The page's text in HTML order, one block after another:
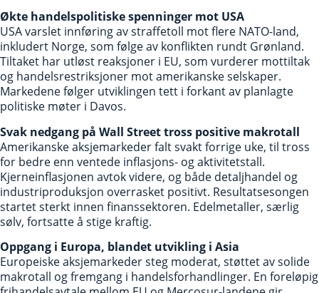
Økte handelspolitiske spenninger mot USA
USA varslet innføring av straffetoll mot flere NATO-land,
inkludert Norge, som følge av konflikten rundt Grønland.
Tiltaket har utløst reaksjoner i EU, som vurderer mottiltak
og handelsrestriksjoner mot amerikanske selskaper.
Markedene følger utviklingen tett i forkant av planlagte
politiske møter i Davos.
Svak nedgang på Wall Street tross positive makrotall
Amerikanske aksjemarkeder falt svakt forrige uke, til tross
for bedre enn ventede inflasjons- og aktivitetstall.
Kjerneinflasjonen avtok videre, og både detaljhandel og
industriproduksjon overrasket positivt. Resultatsesongen
startet sterkt innen finanssektoren. Edelmetaller, særlig
sølv, fortsatte å stige kraftig.
Oppgang i Europa, blandet utvikling i Asia
Europeiske aksjemarkeder steg moderat, støttet av solide
makrotall og fremgang i handelsforhandlinger. En foreløpig